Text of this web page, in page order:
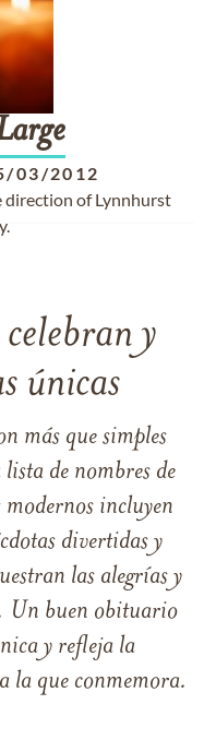
03/2012
direction of Lynnhurst
y
únicas
más que simples
de nombres de
incluyen
divertidas y
las alegrías y
Un buen obituario
y refleja la
la que conmemora.